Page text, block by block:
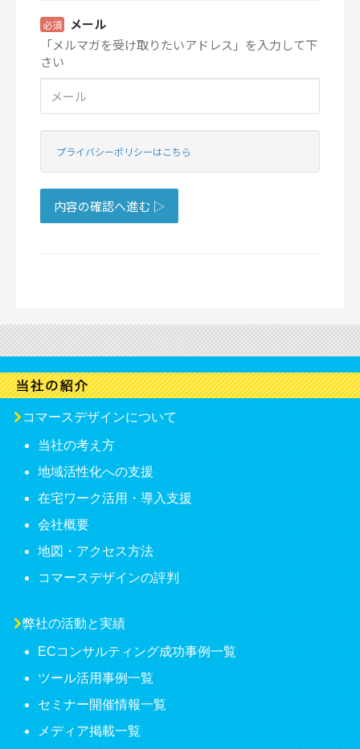
コマースデザインについて
当社の考え方
地域活性化への支援
在宅ワーク活用・導入支援
会社概要
地図・アクセス方法
コマースデザインの評判
弊社の活動と実績
ECコンサルティング成功事例一覧
ツール活用事例一覧
セミナー開催情報一覧
メディア掲載一覧